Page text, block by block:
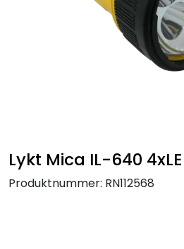
Lykt Mica IL-640
Produktnummer: RN112568